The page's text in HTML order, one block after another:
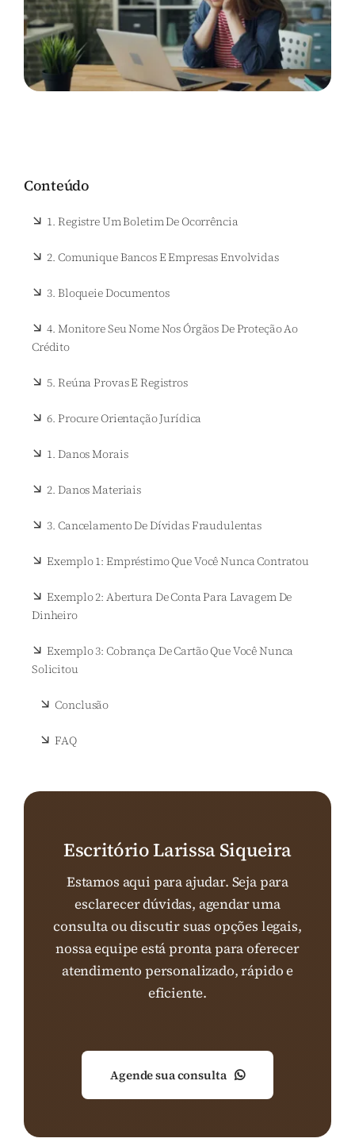
Conteúdo
1. Registre Um Boletim De Ocorrência
2. Comunique Bancos E Empresas Envolvidas
3. Bloqueie Documentos
4. Monitore Seu Nome Nos Órgãos De Proteção Ao
Crédito
5. Reúna Provas E Registros
6. Procure Orientação Jurídica
1. Danos Morais
2. Danos Materiais
3. Cancelamento De Dívidas Fraudulentas
Exemplo 1: Empréstimo Que Você Nunca Contratou
Exemplo 2: Abertura De Conta Para Lavagem De
Dinheiro
Exemplo 3: Cobrança De Cartão Que Você Nunca
Solicitou
Conclusão
FAQ
Escritório Larissa Siqueira
Estamos aqui para ajudar. Seja para
esclarecer dúvidas, agendar uma
consulta ou discutir suas opções legais,
nossa equipe está pronta para oferecer
atendimento personalizado, rápido e
eficiente.
Agende sua consulta